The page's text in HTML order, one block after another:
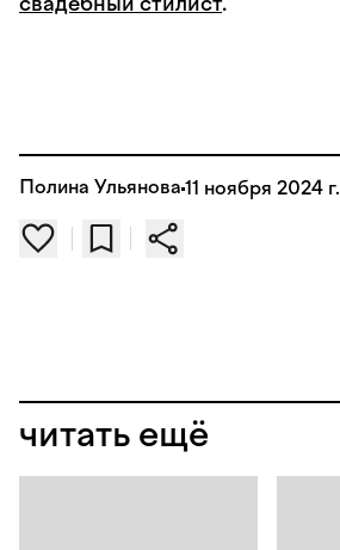
Полина Ульянова 11 ноября 2024 г.
читать ещё